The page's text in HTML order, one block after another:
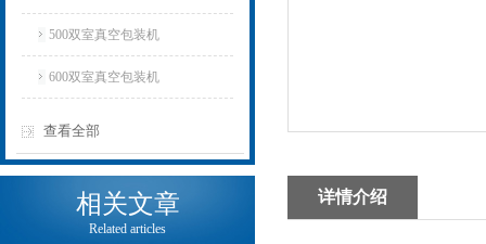
500双室真空包装机
600双室真空包装机
查看全部
相关文章
Related articles
详情介绍